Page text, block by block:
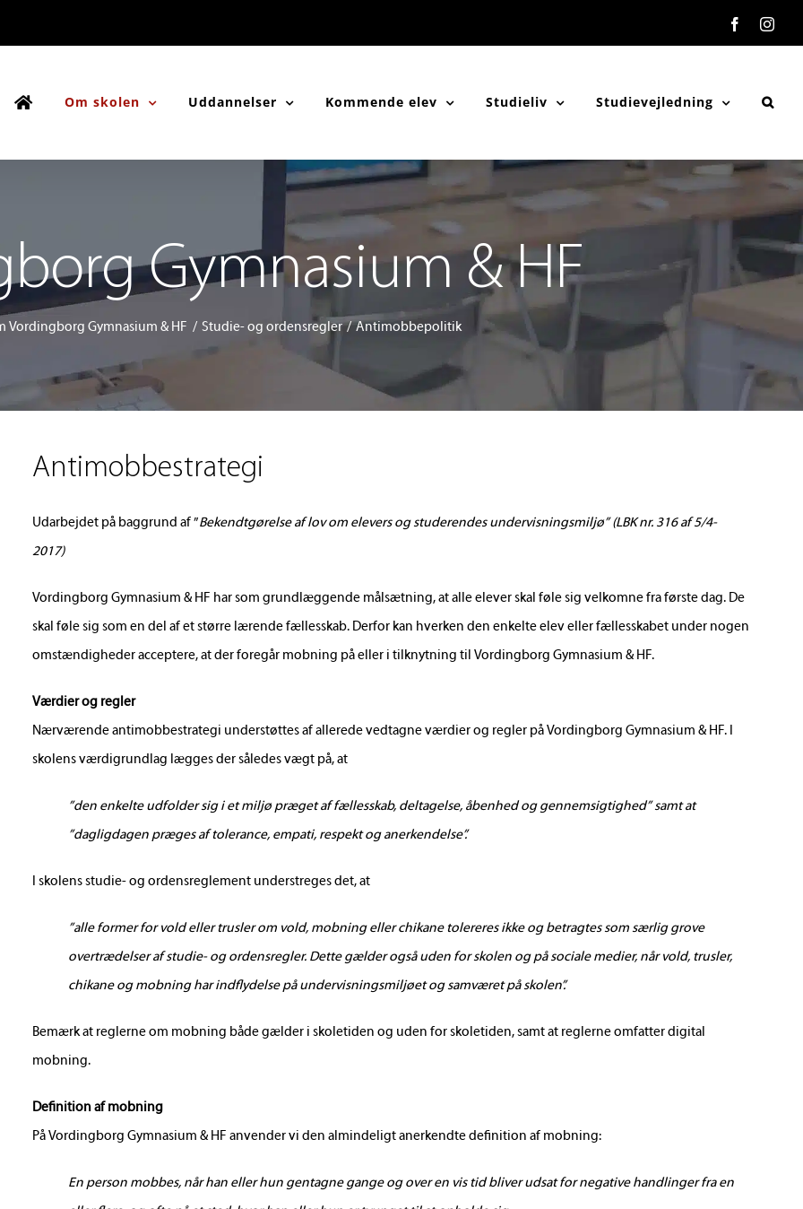
Facebook
Om skolen Uddannelser Kommende elev Studieliv Studievejledning
Gymnasium & HF
Vordingborg Gymnasium & HF Studie- og ordensregler Antimobbepolitik
Antimobbestrategi
Udarbejdet på baggrund af ”Bekendtgørelse af lov om elevers og studerendes undervisningsmiljø” (LBK nr. 316 af 5/4-
2017)
Vordingborg Gymnasium & HF har som grundlæggende målsætning, at alle elever skal føle sig velkomne fra første dag. De
skal føle sig som en del af et større lærende fællesskab. Derfor kan hverken den enkelte elev eller fællesskabet under nogen
omstændigheder acceptere, at der foregår mobning på eller i tilknytning til Vordingborg Gymnasium & HF.
Værdier og regler
Nærværende antimobbestrategi understøttes af allerede vedtagne værdier og regler på Vordingborg Gymnasium & HF. I
skolens værdigrundlag lægges der således vægt på, at
”den enkelte udfolder sig i et miljø præget af fællesskab, deltagelse, åbenhed og gennemsigtighed” samt at
”dagligdagen præges af tolerance, empati, respekt og anerkendelse”.
I skolens studie- og ordensreglement understreges det, at
”alle former for vold eller trusler om vold, mobning eller chikane tolereres ikke og betragtes som særlig grove
overtrædelser af studie- og ordensregler. Dette gælder også uden for skolen og på sociale medier, når vold, trusler,
chikane og mobning har indflydelse på undervisningsmiljøet og samværet på skolen”.
Bemærk at reglerne om mobning både gælder i skoletiden og uden for skoletiden, samt at reglerne omfatter digital
mobning.
Definition af mobning
På Vordingborg Gymnasium & HF anvender vi den almindeligt anerkendte definition af mobning:
En person mobbes, når han eller hun gentagne gange og over en vis tid bliver udsat for negative handlinger fra en